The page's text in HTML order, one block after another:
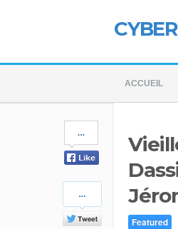
ACCUEIL
on
Facebook
Share
on
Twitter
Featured